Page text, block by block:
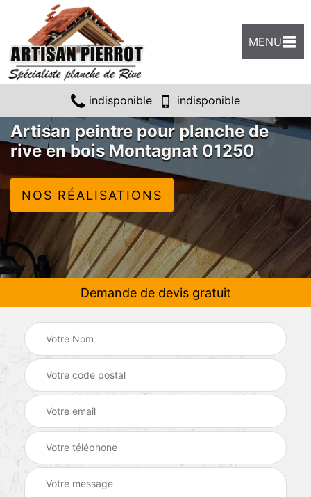
MENU
indisponible indisponible
Artisan peintre pour planche de
rive en bois Montagnat 01250
NOS RÉALISATIONS
Demande de devis gratuit